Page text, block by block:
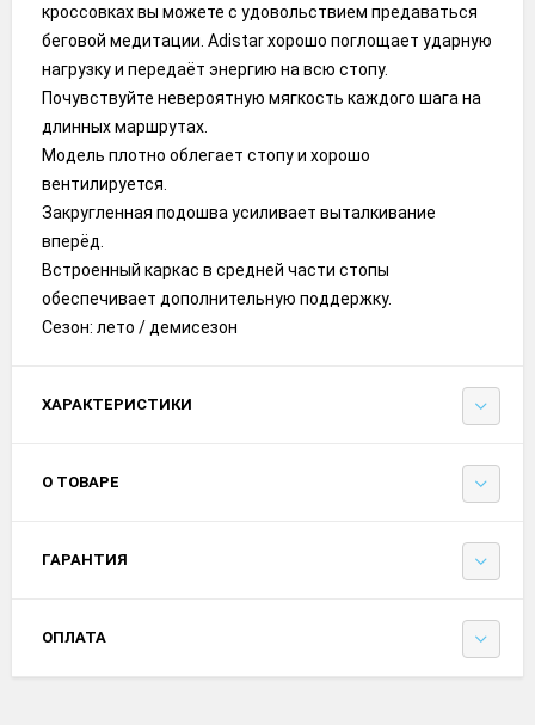
кроссовках вы можете с удовольствием предаваться
беговой медитации. Adistar хорошо поглощает ударную
нагрузку и передаёт энергию на всю стопу.
Почувствуйте невероятную мягкость каждого шага на
длинных маршрутах.
Модель плотно облегает стопу и хорошо
вентилируется.
Закругленная подошва усиливает выталкивание
вперёд.
Встроенный каркас в средней части стопы
обеспечивает дополнительную поддержку.
Сезон: лето / демисезон
ХАРАКТЕРИСТИКИ
О ТОВАРЕ
ГАРАНТИЯ
ОПЛАТА